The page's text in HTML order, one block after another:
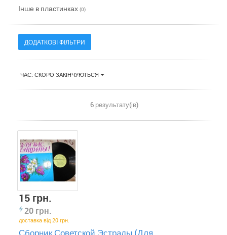
Інше в пластинках (0)
ДОДАТКОВІ ФІЛЬТРИ
ЧАС: СКОРО ЗАКІНЧУЮТЬСЯ
6 результату(ів)
15 грн.
20 грн.
доставка від 20 грн.